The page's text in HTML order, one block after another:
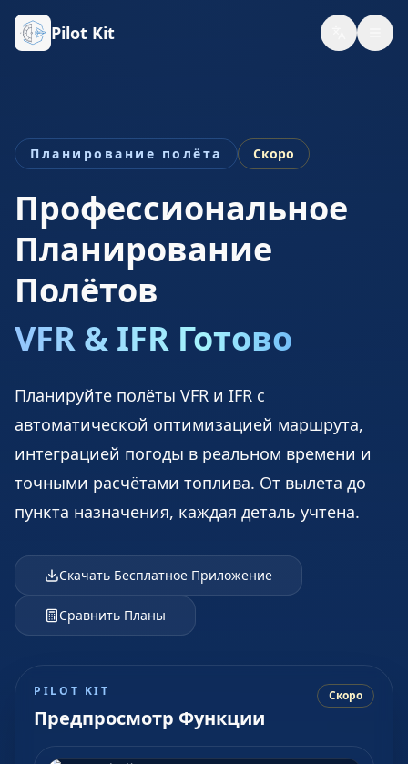
Pilot Kit
Планирование полёта Скоро
Профессиональное
Планирование
Полётов
VFR & IFR Готово
Планируйте полёты VFR и IFR с
автоматической оптимизацией маршрута,
интеграцией погоды в реальном времени и
точными расчётами топлива. От вылета до
пункта назначения, каждая деталь учтена.
Скачать Бесплатное Приложение
Сравнить Планы
PILOT KIT
Предпросмотр Функции
Скоро